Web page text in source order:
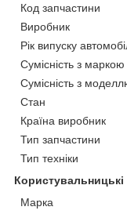
Код запчастини
Виробник
Рік випуску
Сумісність з маркою
Сумісність з
Стан
Країна виробник
Тип запчастини
Тип техніки
Користувальницькі
Марка